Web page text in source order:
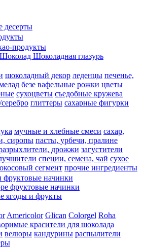
десерты
продукты
Шоколад Шоколадная глазурь
шоколадный декор леденцы печенье,
безе вафельные рожки цветы
сухоцветы съедобные кружева
глиттеры сахарные фигурки
мучные и хлебные смеси сахар,
сиропы пасты, урбечи, пралине
дрожжи загустители
специи, семена, чай сухое
сегмент прочие ингредиенты
начинки
фруктовые начинки
ягоды и фрукты
Americolor Glican Colorgel Roha
красители для шоколада
велюры кандурины распылители